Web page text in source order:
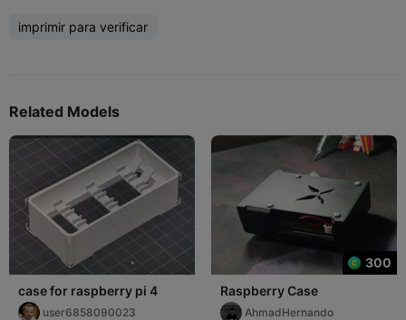
imprimir para verificar
Related Models
case for raspberry pi 4
user6858090023
300
Raspberry Case
AhmadHernando